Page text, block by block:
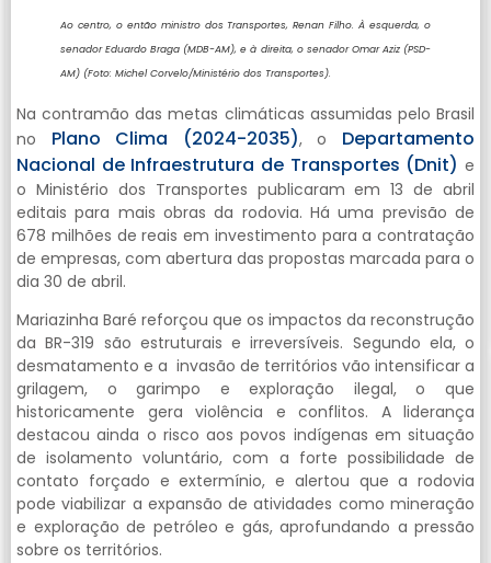
Ao centro, o então ministro dos Transportes, Renan Filho. À esquerda, o
senador Eduardo Braga (MDB-AM), e à direita, o senador Omar Aziz (PSD-
AM) (Foto: Michel Corvelo/Ministério dos Transportes).
Na contramão das metas climáticas assumidas pelo Brasil
no Plano Clima (2024-2035), o Departamento
Nacional de Infraestrutura de Transportes (Dnit) e
o Ministério dos Transportes publicaram em 13 de abril
editais para mais obras da rodovia. Há uma previsão de
678 milhões de reais em investimento para a contratação
de empresas, com abertura das propostas marcada para o
dia 30 de abril.
Mariazinha Baré reforçou que os impactos da reconstrução
da BR-319 são estruturais e irreversíveis. Segundo ela, o
desmatamento e a invasão de territórios vão intensificar a
grilagem, o garimpo e exploração ilegal, o que
historicamente gera violência e conflitos. A liderança
destacou ainda o risco aos povos indígenas em situação
de isolamento voluntário, com a forte possibilidade de
contato forçado e extermínio, e alertou que a rodovia
pode viabilizar a expansão de atividades como mineração
e exploração de petróleo e gás, aprofundando a pressão
sobre os territórios.